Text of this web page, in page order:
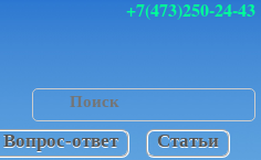
+7(473)250-24-43
Вопрос-ответ
Статьи